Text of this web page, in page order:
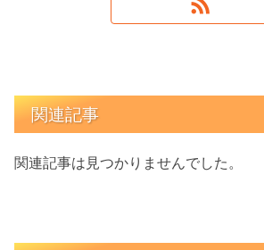
関連記事
関連記事は見つかりませんでした。